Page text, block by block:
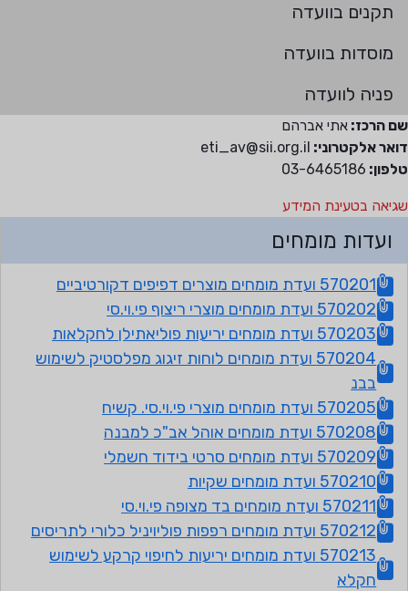
תקנים בוועדה
מוסדות בוועדה
פניה לוועדה
שם הרכז: אתי אברהם
דואר אלקטרוני: eti_av@sii.org.il
טלפון: 03-6465186
שגיאה בטעינת המידע
ועדות מומחים
570201 ועדת מומחים מוצרים דפיפים דקורטיביים
570202 ועדת מומחים מוצרי ריצוף פי.וי.סי
570203 ועדת מומחים יריעות פוליאתילן לחקלאות
570204 ועדת מומחים לוחות זיגוג מפלסטיק לשימוש
בבנ
570205 ועדת מומחים מוצרי פי.וי.סי. קשיח
570208 ועדת מומחים אוהל אב"כ למבנה
570209 ועדת מומחים סרטי בידוד חשמלי
570210 ועדת מומחים שקיות
570211 ועדת מומחים בד מצופה פי.וי.סי
570212 ועדת מומחים רפפות פוליויניל כלורי לתריסים
570213 ועדת מומחים יריעות לחיפוי קרקע לשימוש
חקלא